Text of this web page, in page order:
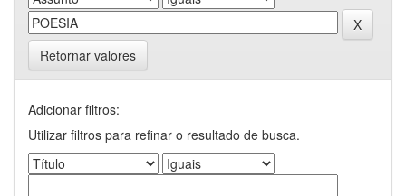
Retornar valores
Adicionar filtros:
Utilizar filtros para refinar o resultado de busca.